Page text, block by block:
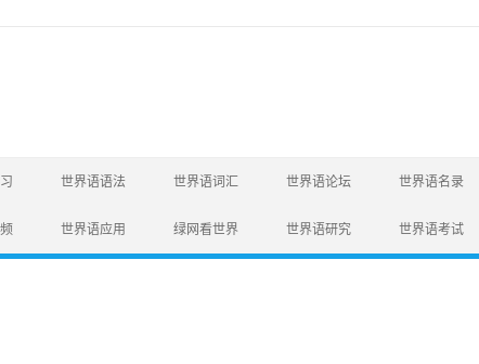
世界语语法 世界语词汇 世界语论坛 世界语名录
世界语应用 绿网看世界 世界语研究 世界语考试